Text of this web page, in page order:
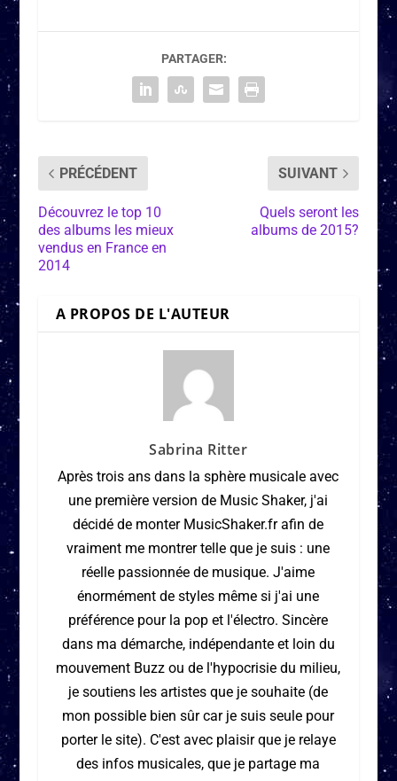
PARTAGER:
PRÉCÉDENT
Découvrez le top 10
des albums les mieux
vendus en France en
2014
SUIVANT
Quels seront les
albums de 2015?
A PROPOS DE L'AUTEUR
Sabrina Ritter
Après trois ans dans la sphère musicale avec
une première version de Music Shaker, j'ai
décidé de monter MusicShaker.fr afin de
vraiment me montrer telle que je suis : une
réelle passionnée de musique. J'aime
énormément de styles même si j'ai une
préférence pour la pop et l'électro. Sincère
dans ma démarche, indépendante et loin du
mouvement Buzz ou de l'hypocrisie du milieu,
je soutiens les artistes que je souhaite (de
mon possible bien sûr car je suis seule pour
porter le site). C'est avec plaisir que je relaye
des infos musicales, que je partage ma